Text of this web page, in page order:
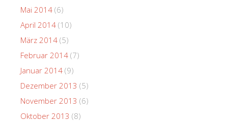
Mai 2014 (6)
April 2014 (10)
März 2014 (5)
Februar 2014 (7)
Januar 2014 (9)
Dezember 2013 (5)
November 2013 (6)
Oktober 2013 (8)